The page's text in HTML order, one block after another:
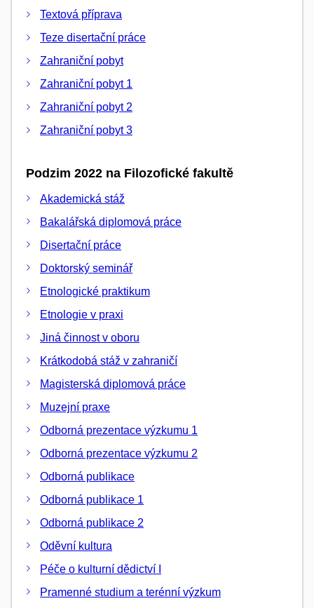
Textová příprava
Teze disertační práce
Zahraniční pobyt
Zahraniční pobyt 1
Zahraniční pobyt 2
Zahraniční pobyt 3
Podzim 2022 na Filozofické fakultě
Akademická stáž
Bakalářská diplomová práce
Disertační práce
Doktorský seminář
Etnologické praktikum
Etnologie v praxi
Jiná činnost v oboru
Krátkodobá stáž v zahraničí
Magisterská diplomová práce
Muzejní praxe
Odborná prezentace výzkumu 1
Odborná prezentace výzkumu 2
Odborná publikace
Odborná publikace 1
Odborná publikace 2
Oděvní kultura
Péče o kulturní dědictví I
Pramenné studium a terénní výzkum